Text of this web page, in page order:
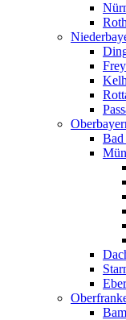
Roth
Bad